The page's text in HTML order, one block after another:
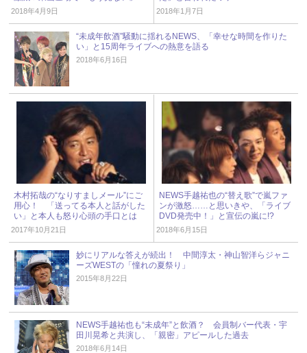
2018年4月9日 2018年1月7日
“未成年飲酒”騒動に揺れるNEWS、「幸せな時間を作りた
い」と15周年ライブへの熱意を語る
2018年6月16日
木村拓哉の“なりすましメール”にご
用心！ 「送ってる本人と話がした
い」と本人も怒り心頭の手口とは
2017年10月21日
NEWS手越祐也の“替え歌”で嵐ファ
ンが激怒……と思いきや、「ライブ
DVD発売中！」と宣伝の嵐に!?
2018年6月15日
妙にリアルな答えが続出！ 中間淳太・神山智洋らジャニ
ーズWESTの「憧れの夏祭り」
2015年8月22日
NEWS手越祐也も“未成年”と飲酒？ 会員制バー代表・宇
田川晃希と共演し、「親密」アピールした過去
2018年6月14日